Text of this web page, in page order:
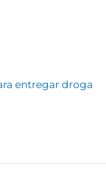
entregar droga